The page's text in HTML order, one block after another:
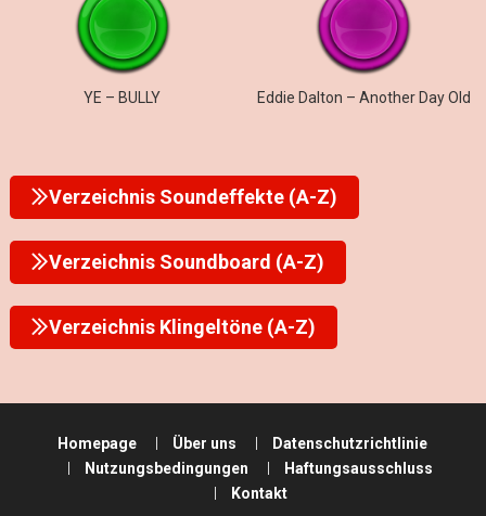
YE – BULLY Eddie Dalton – Another Day Old
Verzeichnis Soundeffekte (A-Z)
Verzeichnis Soundboard (A-Z)
Verzeichnis Klingeltöne (A-Z)
Homepage Über uns
Datenschutzrichtlinie
Nutzungsbedingungen
Haftungsausschluss
Kontakt